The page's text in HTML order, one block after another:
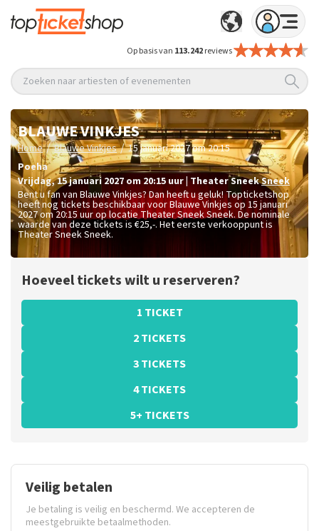
Op basis van 113.242reviews
Zoeken naar artiesten of evenementen
BLAUWE VINKJES
Home / Blauwe Vinkjes / 15 januari 2027 om 20:15
Poeha
vrijdag,15 januari 2027 om 20:15uur |Theater SneekSneek
Bent u fan van Blauwe Vinkjes? Dan heeft u geluk! Topticketshop
heeft nog tickets beschikbaar voor Blauwe Vinkjes op 15 januari
2027 om 20:15 uur op locatie Theater Sneek Sneek. De nominale
waarde van deze tickets is €25,-. Het eerste verkooppunt is
Theater Sneek Sneek.
Hoeveel tickets wilt u reserveren?
1 TICKET
2 TICKETS
3 TICKETS
4 TICKETS
5+ TICKETS
Veilig betalen
Je betaling is veilig en beschermd. We accepteren de
meestgebruikte betaalmethoden.